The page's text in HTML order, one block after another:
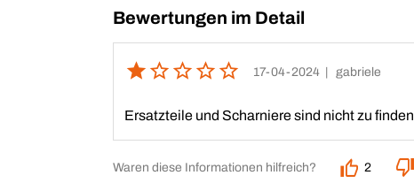
Bewertungen im Detail
17-04-2024 | gabriele
Ersatzteile und Scharniere sind nicht zu finden
Waren diese Informationen hilfreich? 2